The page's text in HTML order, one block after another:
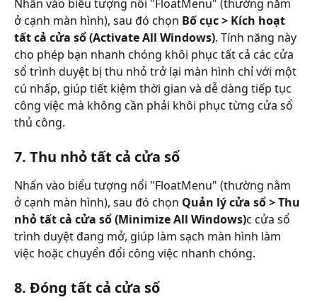
Nhấn vào biểu tượng nổi "FloatMenu" (thường nằm
ở cạnh màn hình), sau đó chọn Bố cục > Kích hoạt
tất cả cửa sổ (Activate All Windows). Tính năng này
cho phép bạn nhanh chóng khôi phục tất cả các cửa
sổ trình duyệt bị thu nhỏ trở lại màn hình chỉ với một
cú nhấp, giúp tiết kiệm thời gian và dễ dàng tiếp tục
công việc mà không cần phải khôi phục từng cửa sổ
thủ công.
7. Thu nhỏ tất cả cửa sổ
Nhấn vào biểu tượng nổi "FloatMenu" (thường nằm
ở cạnh màn hình), sau đó chọn Quản lý cửa sổ > Thu
nhỏ tất cả cửa sổ (Minimize All Windows)c cửa sổ
trình duyệt đang mở, giúp làm sạch màn hình làm
việc hoặc chuyển đổi công việc nhanh chóng.
8. Đóng tất cả cửa sổ